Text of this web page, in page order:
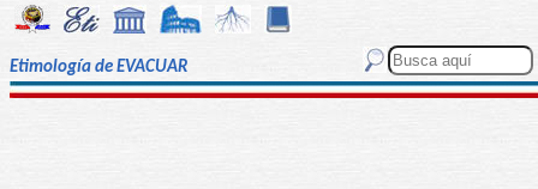
Etimología de EVACUAR